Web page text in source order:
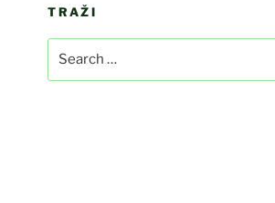
TRAŽI